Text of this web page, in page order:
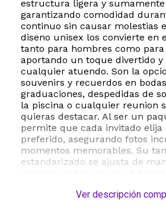
estructura ligera y sumamente
garantizando comodidad
continuo sin causar molestias
diseno unisex los convierte en
tanto para hombres como
aportando un toque divertido y
cualquier atuendo. Son la
souvenirs y recuerdos en
graduaciones, despedidas de
la piscina o cualquier reunion
quieras destacar. Al ser un
permite que cada invitado elija
preferido, asegurando fotos
momentos memorables. Su
estandarizado se ajusta de
material duradero asegura que
Ver descripción